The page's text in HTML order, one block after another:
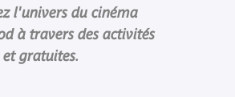
l'univers du cinéma
à travers des activités
gratuites.